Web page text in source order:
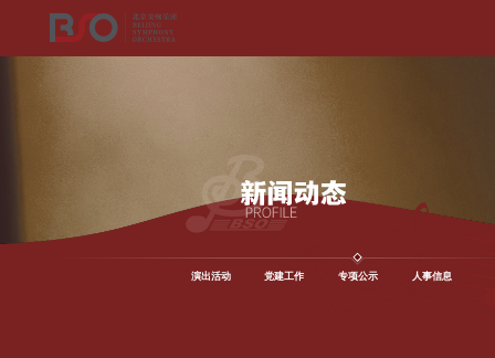
演出活动 党建工作 专项公示 人事信息